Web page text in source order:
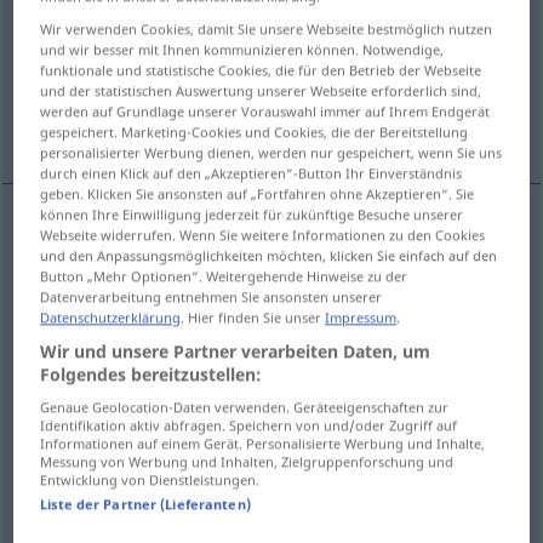
Übersicht aller Übersetzungen
(Für mehr Details die Übersetzung anklicken/antippen)
pour out empty fill
pourout ausgießenFlüssigkeit etc
empty ausgießen Gefäß
ausgießenbesonders TECH Risse, Löcher etc
Wir verwenden Cookies, damit Sie unsere Webseite bestmöglich nutzen
und wir besser mit Ihnen kommunizieren können. Notwendige,
funktionale und statistische Cookies, die für den Betrieb der Webseite
und der statistischen Auswertung unserer Webseite erforderlich sind,
werden auf Grundlage unserer Vorauswahl immer auf Ihrem Endgerät
gespeichert. Marketing-Cookies und Cookies, die der Bereitstellung
personalisierter Werbung dienen, werden nur gespeichert, wenn Sie uns
durch einen Klick auf den „Akzeptieren“-Button Ihr Einverständnis
geben. Klicken Sie ansonsten auf „Fortfahren ohne Akzeptieren“. Sie
können Ihre Einwilligung jederzeit für zukünftige Besuche unserer
Webseite widerrufen. Wenn Sie weitere Informationen zu den Cookies
und den Anpassungsmöglichkeiten möchten, klicken Sie einfach auf den
Button „Mehr Optionen“. Weitergehende Hinweise zu der
Datenverarbeitung entnehmen Sie ansonsten unserer
Datenschutzerklärung. Hier finden Sie unserImpressum.
Wir und unsere Partner verarbeiten Daten, um
Folgendes bereitzustellen:
Genaue Geolocation-Daten verwenden. Geräteeigenschaften zur
Identifikation aktiv abfragen. Speichern von und/oder Zugriff auf
Informationen auf einem Gerät. Personalisierte Werbung und Inhalte,
Messung von Werbung und Inhalten, Zielgruppenforschung und
Entwicklung von Dienstleistungen.
Liste der Partner (Lieferanten)